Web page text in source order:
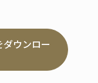
ウンロー